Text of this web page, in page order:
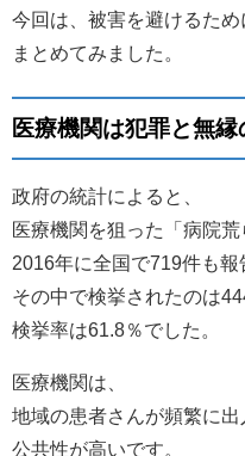
今回は、被害を避けるた
まとめてみました。
医療機関は犯罪と無
政府の統計によると、
医療機関を狙った「病院
2016年に全国で719件も報
その中で検挙されたのは
検挙率は61.8％でした。
医療機関は、
地域の患者さんが頻繁に出
公共性が高いです。